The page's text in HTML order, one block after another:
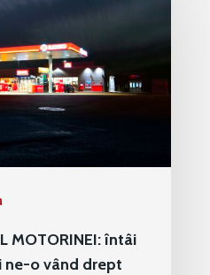
MOTORINEI: întâi
ne-o vând drept